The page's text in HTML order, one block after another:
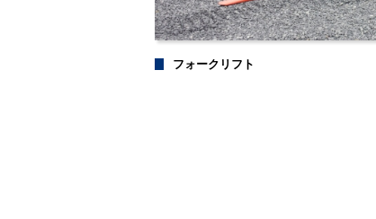
フォークリフト